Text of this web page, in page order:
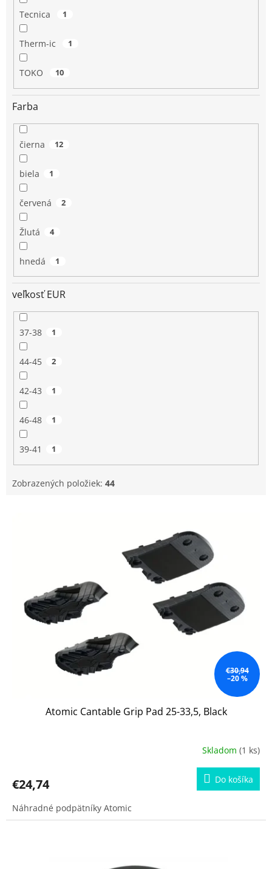
Tecnica 1
Therm-ic 1
TOKO 10
Farba
čierna 12
biela 1
červená 2
Žlutá 4
hnedá 1
veľkosť EUR
37-38 1
44-45 2
42-43 1
46-48 1
39-41 1
Zobrazených položiek: 44
€30,94
–20 %
Atomic Cantable Grip Pad 25-33,5, Black
Skladom (1 ks)
€24,74 Do košíka
Náhradné podpätníky Atomic